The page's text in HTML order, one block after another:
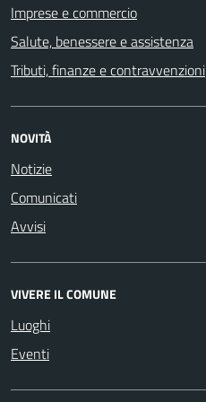
Imprese e commercio
Salute, benessere e assistenza
Tributi, finanze e contravvenzioni
NOVITÀ
Notizie
Comunicati
Avvisi
VIVERE IL COMUNE
Luoghi
Eventi